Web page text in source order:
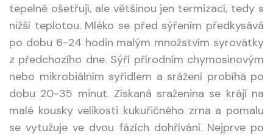
tepelně ošetřují, ale většinou jen termizací, tedy s
nižší teplotou. Mléko se před sýřením předkysává
po dobu 6-24 hodin malým množstvím syrovátky
z předchozího dne. Sýří přírodním chymosinovým
nebo mikrobiálním syřidlem a srážení probíhá po
dobu 20-35 minut. Získaná sraženina se krájí na
malé kousky velikosti kukuřičného zrna a pomalu
se vytužuje ve dvou fázích dohřívání. Nejprve po